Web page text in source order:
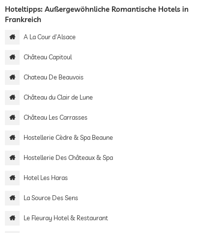
Hoteltipps: Außergewöhnliche Romantische Hotels in
Frankreich
A La Cour d'Alsace
Château Capitoul
Chateau De Beauvois
Château du Clair de Lune
Château Les Carrasses
Hostellerie Cèdre & Spa Beaune
Hostellerie Des Châteaux & Spa
Hotel Les Haras
La Source Des Sens
Le Fleuray Hotel & Restaurant